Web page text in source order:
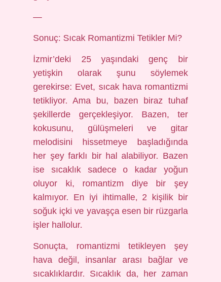
—
Sonuç: Sıcak Romantizmi Tetikler Mi?
İzmir’deki 25 yaşındaki genç bir
yetişkin olarak şunu söylemek
gerekirse: Evet, sıcak hava romantizmi
tetikliyor. Ama bu, bazen biraz tuhaf
şekillerde gerçekleşiyor. Bazen, ter
kokusunu, gülüşmeleri ve gitar
melodisini hissetmeye başladığında
her şey farklı bir hal alabiliyor. Bazen
ise sıcaklık sadece o kadar yoğun
oluyor ki, romantizm diye bir şey
kalmıyor. En iyi ihtimalle, 2 kişilik bir
soğuk içki ve yavaşça esen bir rüzgarla
işler hallolur.
Sonuçta, romantizmi tetikleyen şey
hava değil, insanlar arası bağlar ve
sıcaklıklardır. Sıcaklık da, her zaman